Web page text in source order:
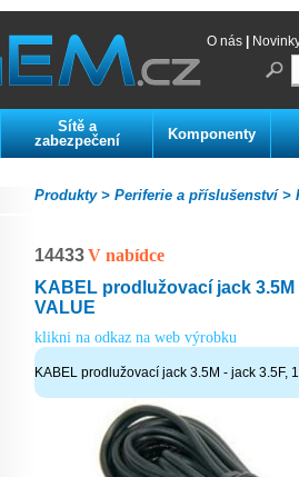
O nás
Sítě a
zabezpečení
Komponenty
Periferie a příslušenství >
Produkty >
14433V nabídce
KABEL prodlužovací jack 3.5M
VALUE
klikni na odkaz na web výrobku
KABEL prodlužovací jack 3.5M - jack 3.5F,